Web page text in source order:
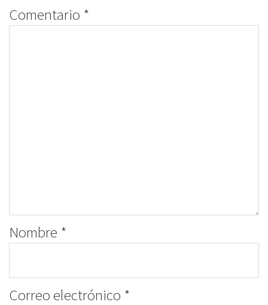
Comentario *
Nombre *
Correo electrónico *